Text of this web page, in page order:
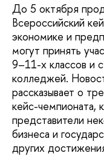
До 5 октября
Всероссийский
экономике и
могут принять
9–11-х классов и
колледжей.
рассказывает о
кейс-чемпионата,
представители
бизнеса и
других